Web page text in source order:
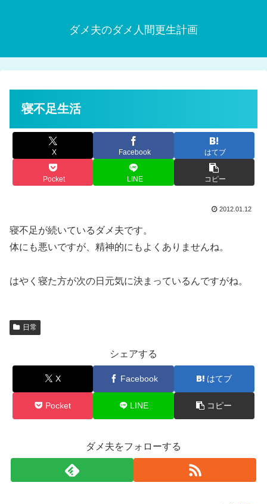
ダメ夫のダメ人間更生計画
寝不足生活
X Facebook はてブ
Pocket LINE コピー
2012.01.12
寝不足が続いているダメ夫です。
体にも悪いですが、精神的にもよくありませんね。
はやく寝た方が次の日元気に決まっているんですがね。
日常
シェアする
X Facebook はてブ
Pocket LINE コピー
ダメ夫をフォローする